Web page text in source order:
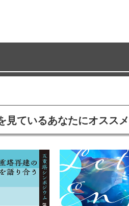
見ているあなたにオススメ